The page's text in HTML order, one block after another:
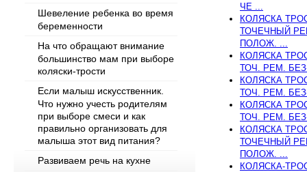
Шевеление ребенка во время
беременности
На что обращают внимание
большинство мам при выборе
коляски-трости
Если малыш искусственник.
Что нужно учесть родителям
при выборе смеси и как
правильно организовать для
малыша этот вид питания?
Развиваем речь на кухне
ЧЕ ...
КОЛЯСКА
ТОЧЕЧНЫЙ
ПОЛОЖ. ...
КОЛЯСКА
ТОЧ. РЕМ.
КОЛЯСКА
ТОЧ. РЕМ.
КОЛЯСКА
ТОЧ. РЕМ.
КОЛЯСКА
ТОЧЕЧНЫЙ
ПОЛОЖ. ...
КОЛЯСКА-